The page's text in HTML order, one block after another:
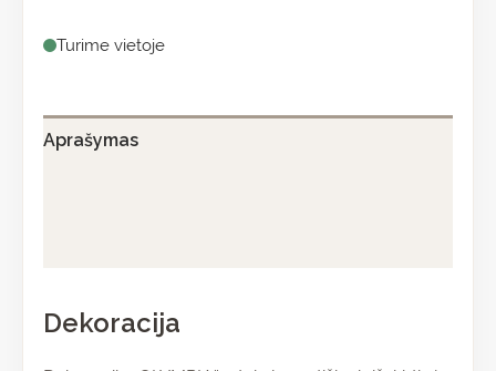
Turime vietoje
Aprašymas
Dekoracija